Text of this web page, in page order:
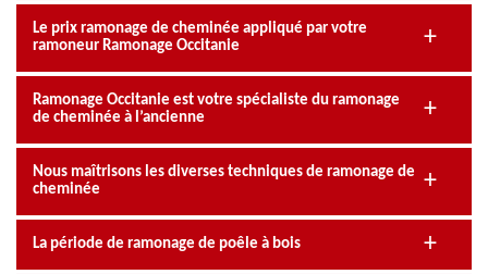
Le prix ramonage de cheminée appliqué par votre
ramoneur Ramonage Occitanie
Ramonage Occitanie est votre spécialiste du ramonage
de cheminée à l’ancienne
Nous maîtrisons les diverses techniques de ramonage de
cheminée
La période de ramonage de poêle à bois